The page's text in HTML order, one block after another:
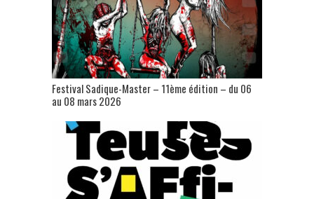
Festival Sadique-Master – 11ème édition – du 06
au 08 mars 2026